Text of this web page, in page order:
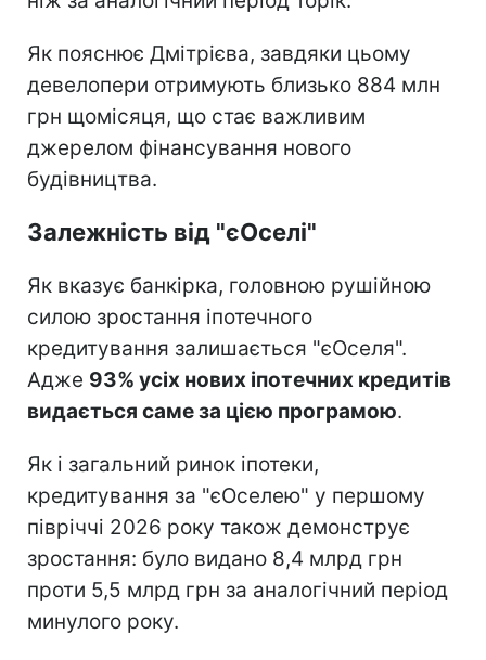
Як пояснює Дмітрієва, завдяки цьому
девелопери отримують близько 884 млн
грн щомісяця, що стає важливим
джерелом фінансування нового
будівництва.
Залежність від "єОселі"
Як вказує банкірка, головною рушійною
силою зростання іпотечного
кредитування залишається "єОселя".
Адже 93% усіх нових іпотечних кредитів
видається саме за цією програмою.
Як і загальний ринок іпотеки,
кредитування за "єОселею" у першому
півріччі 2026 року також демонструє
зростання: було видано 8,4 млрд грн
проти 5,5 млрд грн за аналогічний період
минулого року.